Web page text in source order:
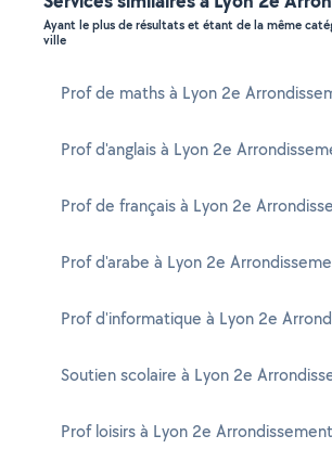
Ayant le plus de résultats et étant de la même
ville
Prof de maths à Lyon 2e
Prof d'anglais à Lyon 2e
Prof de français à Lyon 2e
Prof d'arabe à Lyon 2e
Prof d'informatique à Lyon 2e
Soutien scolaire à Lyon 2e
Prof loisirs à Lyon 2e Arrondissement